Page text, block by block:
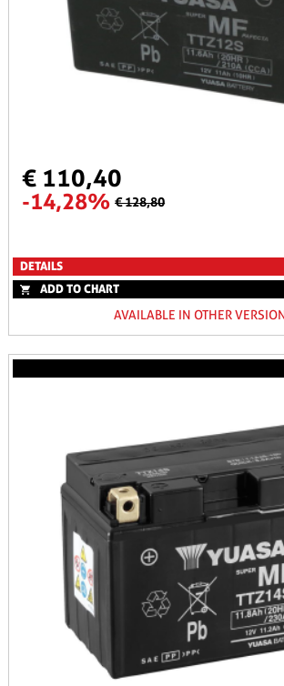
€ 110,40
-14,28% € 128,80
DETAILS
ADD TO CHART
AVAILABLE IN OTHER